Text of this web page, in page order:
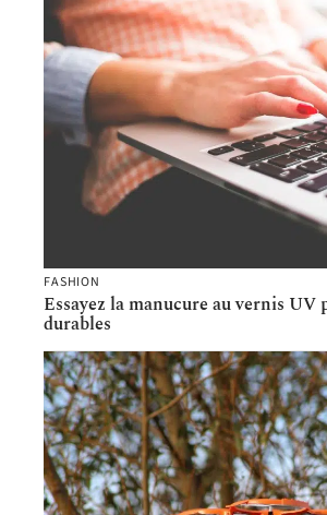
FASHION
Essayez la manucure au vernis UV
durables